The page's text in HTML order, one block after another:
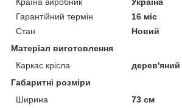
Гарантійний термін
16 міс
Стан
Новий
Матеріал виготовлення
Каркас крісла
дерев'яний
Габаритні розміри
Ширина
73 см